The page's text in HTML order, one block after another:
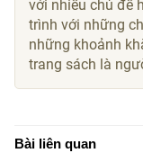
với nhiều chủ đề
trình với những
những khoảnh
trang sách là
Bài liên quan